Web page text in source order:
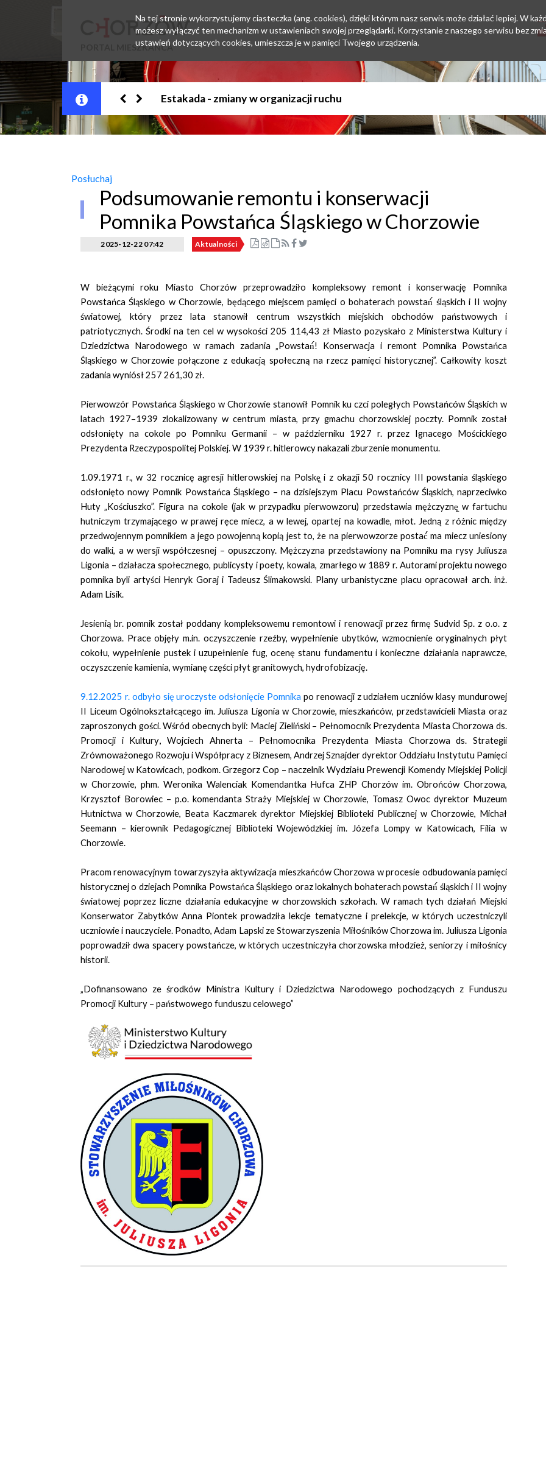
PORTAL MIESZKAŃCA
Jesteśmy w EZD
Posłuchaj
Podsumowanie remontu i konserwacji
Pomnika Powstańca Śląskiego w Chorzowie
2025-12-22 07:42 Aktualności
W bieżącymi roku Miasto Chorzów przeprowadziło kompleksowy remont i konserwację Pomnika
Powstańca Śląskiego w Chorzowie, będącego miejscem pamięci o bohaterach powstań́ śląskich i II wojny
światowej, który przez lata stanowił centrum wszystkich miejskich obchodów państwowych i
patriotycznych. Środki na ten cel w wysokości 205 114,43 zł Miasto pozyskało z Ministerstwa Kultury i
Dziedzictwa Narodowego w ramach zadania „Powstań́! Konserwacja i remont Pomnika Powstańca
Śląskiego w Chorzowie połączone z edukacją społeczną na rzecz pamięci historycznej”. Całkowity koszt
zadania wyniósł 257 261,30 zł.
Pierwowzór Powstańca Śląskiego w Chorzowie stanowił Pomnik ku czci poległych Powstańców Śląskich w
latach 1927–1939 zlokalizowany w centrum miasta, przy gmachu chorzowskiej poczty. Pomnik został
odsłonięty na cokole po Pomniku Germanii – w październiku 1927 r. przez Ignacego Mościckiego
Prezydenta Rzeczypospolitej Polskiej. W 1939 r. hitlerowcy nakazali zburzenie monumentu.
1.09.1971 r., w 32 rocznicę agresji hitlerowskiej na Polskę̨ i z okazji 50 rocznicy III powstania śląskiego
odsłonięto nowy Pomnik Powstańca Śląskiego – na dzisiejszym Placu Powstańców Śląskich, naprzeciwko
Huty „Kościuszko”. Figura na cokole (jak w przypadku pierwowzoru) przedstawia mężczyznę̨ w fartuchu
hutniczym trzymającego w prawej ręce miecz, a w lewej, opartej na kowadle, młot. Jedną z różnic między
przedwojennym pomnikiem a jego powojenną kopią jest to, że na pierwowzorze postać́ ma miecz uniesiony
do walki, a w wersji współczesnej – opuszczony. Mężczyzna przedstawiony na Pomniku ma rysy Juliusza
Ligonia – działacza społecznego, publicysty i poety, kowala, zmarłego w 1889 r. Autorami projektu nowego
pomnika byli artyści Henryk Goraj i Tadeusz Ślimakowski. Plany urbanistyczne placu opracował arch. inż.
Adam Lisik.
Jesienią br. pomnik został poddany kompleksowemu remontowi i renowacji przez firmę Sudvid Sp. z o.o. z
Chorzowa. Prace objęły m.in. oczyszczenie rzeźby, wypełnienie ubytków, wzmocnienie oryginalnych płyt
cokołu, wypełnienie pustek i uzupełnienie fug, ocenę stanu fundamentu i konieczne działania naprawcze,
oczyszczenie kamienia, wymianę części płyt granitowych, hydrofobizację.
9.12.2025 r. odbyło się uroczyste odsłonięcie Pomnika po renowacji z udziałem uczniów klasy mundurowej
II Liceum Ogólnokształcącego im. Juliusza Ligonia w Chorzowie, mieszkańców, przedstawicieli Miasta oraz
zaproszonych gości. Wśród obecnych byli: Maciej Zieliński – Pełnomocnik Prezydenta Miasta Chorzowa ds.
Promocji i Kultury,Wojciech Ahnerta – Pełnomocnika Prezydenta Miasta Chorzowa ds. Strategii
Zrównoważonego Rozwoju i Współpracy z Biznesem, Andrzej Sznajder dyrektor Oddziału Instytutu Pamięci
Narodowej w Katowicach, podkom. Grzegorz Cop – naczelnik Wydziału Prewencji Komendy Miejskiej Policji
w Chorzowie, phm. Weronika Walenciak Komendantka Hufca ZHP Chorzów im. Obrońców Chorzowa,
Krzysztof Borowiec – p.o. komendanta Straży Miejskiej w Chorzowie, Tomasz Owoc dyrektor Muzeum
Hutnictwa w Chorzowie, Beata Kaczmarek dyrektor Miejskiej Biblioteki Publicznej w Chorzowie, Michał
Seemann – kierownik Pedagogicznej Biblioteki Wojewódzkiej im. Józefa Lompy w Katowicach, Filia w
Chorzowie.
Pracom renowacyjnym towarzyszyła aktywizacja mieszkańców Chorzowa w procesie odbudowania pamięci
historycznej o dziejach Pomnika Powstańca Śląskiego oraz lokalnych bohaterach powstań́ śląskich i II wojny
światowej poprzez liczne działania edukacyjne w chorzowskich szkołach. W ramach tych działań Miejski
Konserwator Zabytków Anna Piontek prowadziła lekcje tematyczne i prelekcje, w których uczestniczyli
uczniowie i nauczyciele. Ponadto, Adam Lapski ze Stowarzyszenia Miłośników Chorzowa im. Juliusza Ligonia
poprowadził dwa spacery powstańcze, w których uczestniczyła chorzowska młodzież, seniorzy i miłośnicy
historii.
„Dofinansowano ze środków Ministra Kultury i Dziedzictwa Narodowego pochodzących z Funduszu
Promocji Kultury – państwowego funduszu celowego”
Na tej stronie wykorzystujemy ciasteczka (ang. cookies), dzięki którym nasz serwis może działać lepiej. W
możesz wyłączyć ten mechanizm w ustawieniach swojej przeglądarki. Korzystanie z naszego serwisu bez
ustawień dotyczących cookies, umieszcza je w pamięci Twojego urządzenia.